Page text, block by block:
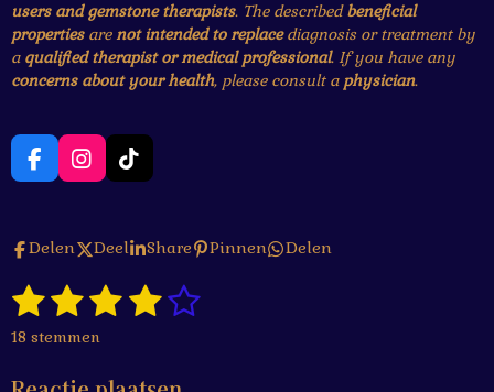
users and gemstone therapists. The describedbeneficial
propertiesarenot intended to replacediagnosis or treatment by
a qualified therapist or medical professional. If you have any
concerns about your health, please consult a physician.
F
a
b
o
k
I
n
a
r
m
T
i
o
Delen Deel Share Pinnen Delen
R
a
t
n
1
s
t
2
s
3
s
4 5
S
18 stemmen